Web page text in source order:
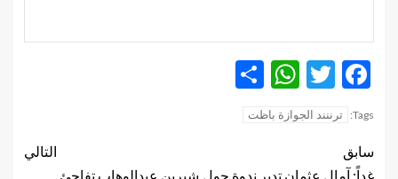
Facebook
Twitter
WhatsApp
Tags: ترننند الجوازة باظت
سابق
غداً: آمال عثمان تدير ندوة حول
التالي
شيرين عبدالوهاب تفاجئ